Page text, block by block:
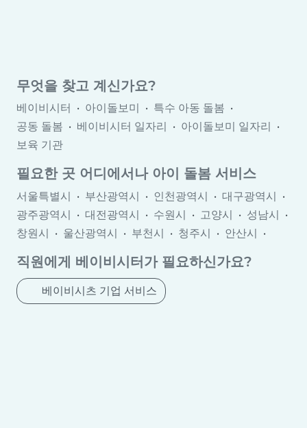
무엇을 찾고 계신가요?
베이비시터 아이돌보미
특수 아동 돌봄
공동 돌봄
베이비시터 일자리
아이돌보미 일자리
보육 기관
필요한 곳 어디에서나 아이 돌봄 서비스
서울특별시 부산광역시 인천광역시
대구광역시
광주광역시
대전광역시 수원시 고양시
성남시
창원시
울산광역시 부천시 청주시
안산시
제주시
의정부시 구미시 평택시
광명시
세종
원주시 익산시 여수시
Sunch’ŏn
춘천시 이천시
직원에게 베이비시터가 필요하신가요?
베이비시츠 기업 서비스